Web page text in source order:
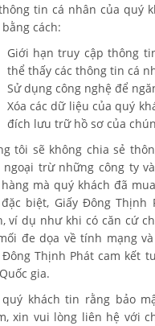
tin cá nhân của quý
cách:
Giới hạn truy cập thông
thể thấy các thông tin cá
Sử dụng công nghệ để
Xóa các dữ liệu của quý
đích lưu trữ hồ sơ của
tôi sẽ không chia sẻ
ngoại trừ những công ty
mà quý khách đã
biệt, Giấy Đông
ví dụ như khi có căn cứ
đe dọa về tính mạng
Đông Thịnh Phát cam kết
gia.
quý khách tin rằng bảo
xin vui lòng liên hệ với